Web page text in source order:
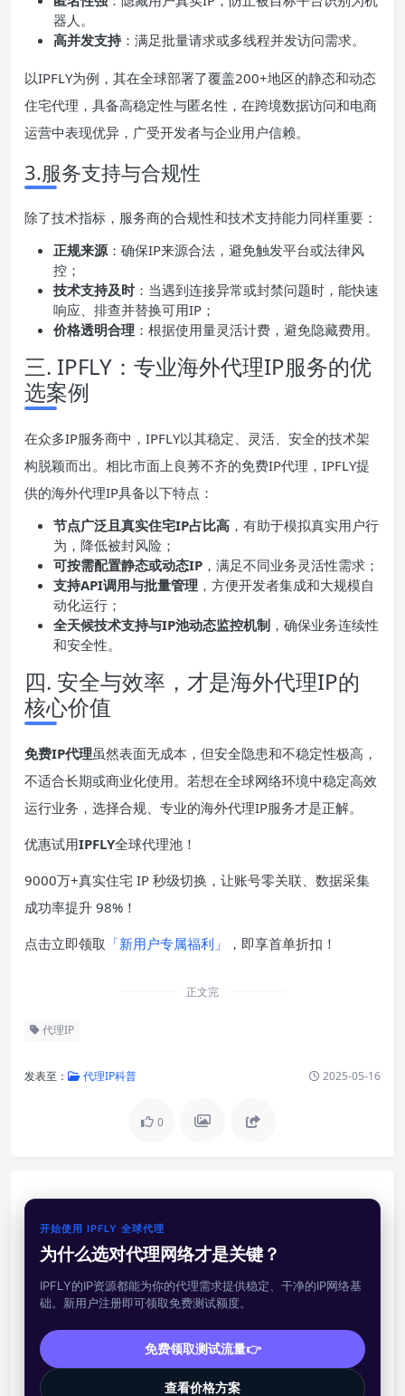
器人。
高并发支持：满足批量请求或多线程并发访问需求。
以IPFLY为例，其在全球部署了覆盖200+地区的静态和动态
住宅代理，具备高稳定性与匿名性，在跨境数据访问和电商
运营中表现优异，广受开发者与企业用户信赖。
3.服务支持与合规性
除了技术指标，服务商的合规性和技术支持能力同样重要：
正规来源 ：确保IP来源合法，避免触发平台或法律风
控；
技术支持及时：当遇到连接异常或封禁问题时，能快速
响应、排查并替换可用IP；
价格透明合理 ：根据使用量灵活计费，避免隐藏费用。
三. IPFLY：专业海外代理IP服务的优
选案例
在众多IP服务商中，IPFLY以其稳定、灵活、安全的技术架
构脱颖而出。相比市面上良莠不齐的免费IP代理，IPFLY提
供的海外代理IP具备以下特点：
节点广泛且真实住宅IP占比高 ，有助于模拟真实用户行
为，降低被封风险；
可按需配置静态或动态IP ，满足不同业务灵活性需求；
支持API调用与批量管理 ，方便开发者集成和大规模自
动化运行；
全天候技术支持与IP池动态监控机制 ，确保业务连续性
和安全性。
四. 安全与效率，才是海外代理IP的
核心价值
免费IP代理虽然表面无成本，但安全隐患和不稳定性极高，
不适合长期或商业化使用。若想在全球网络环境中稳定高效
运行业务，选择合规、专业的海外代理IP服务才是正解。
优惠试用IPFLY全球代理池！
9000万+真实住宅 IP 秒级切换，让账号零关联、数据采集
成功率提升 98%！
点击立即领取 「新用户专属福利」 ，即享首单折扣！
正文完
代理IP
发表至： 代理IP科普 2025-05-16
0
开始使用 IPFLY 全球代理
为什么选对代理网络才是关键？
IPFLY的IP资源都能为你的代理需求提供稳定、干净的IP网络基
础。新用户注册即可领取免费测试额度。
免费领取测试流量👉
查看价格方案